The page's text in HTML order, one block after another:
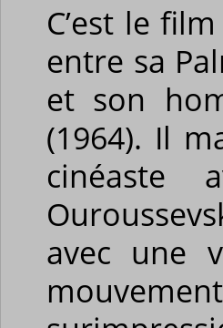
C’est le
entre sa
et son
(1964). Il
cinéaste
avec une